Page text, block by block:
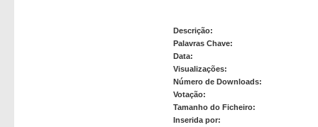
Descrição:
Palavras Chave:
Data:
Visualizações:
Número de Downloads:
Votação:
Tamanho do Ficheiro:
Inserida por: